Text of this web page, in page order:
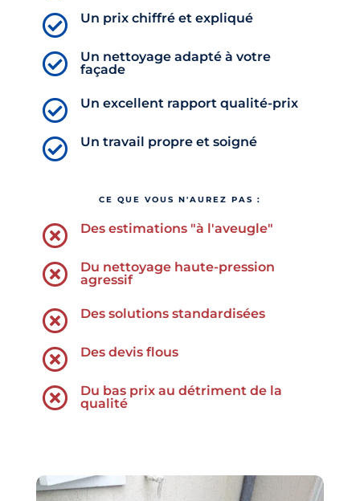
 Un prix chiffré et expliqué

Un nettoyage adapté à votre
façade
 Un excellent rapport qualité-prix
 Un travail propre et soigné
CE QUE VOUS N'AUREZ PAS :
 Des estimations "à l'aveugle"

Du nettoyage haute-pression
agressif
 Des solutions standardisées
 Des devis flous

Du bas prix au détriment de la
qualité